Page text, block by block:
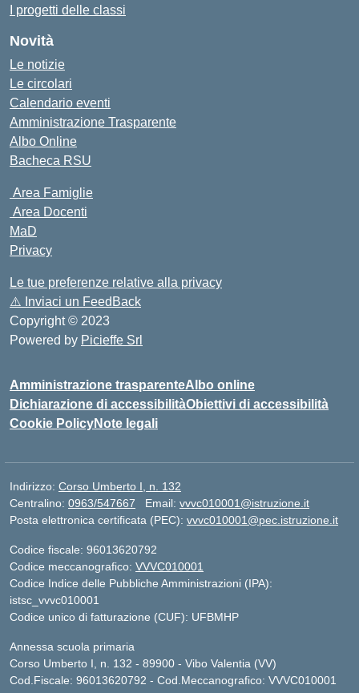
I progetti delle classi
Novità
Le notizie
Le circolari
Calendario eventi
Amministrazione Trasparente
Albo Online
Bacheca RSU
Area Famiglie
Area Docenti
MaD
Privacy
Le tue preferenze relative alla privacy
⚠️ Inviaci un FeedBack
Copyright © 2023
Powered by Picieffe Srl
Amministrazione trasparenteAlbo online
Dichiarazione di accessibilitàObiettivi di accessibilità
Cookie PolicyNote legali
Indirizzo: Corso Umberto I, n. 132
Centralino: 0963/547667 Email: vvvc010001@istruzione.it
Posta elettronica certificata (PEC): vvvc010001@pec.istruzione.it
Codice fiscale: 96013620792
Codice meccanografico: VVVC010001
Codice Indice delle Pubbliche Amministrazioni (IPA):
istsc_vvvc010001
Codice unico di fatturazione (CUF): UFBMHP
Annessa scuola primaria
Corso Umberto I, n. 132 - 89900 - Vibo Valentia (VV)
Cod.Fiscale: 96013620792 - Cod.Meccanografico: VVVC010001